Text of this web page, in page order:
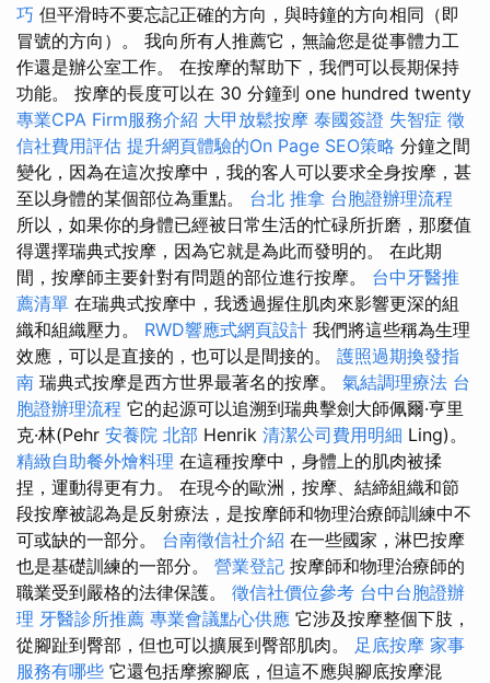
巧 但平滑時不要忘記正確的方向，與時鐘的方向相同（即
冒號的方向）。 我向所有人推薦它，無論您是從事體力工
作還是辦公室工作。 在按摩的幫助下，我們可以長期保持
功能。 按摩的長度可以在 30 分鐘到 one hundred twenty
專業CPA Firm服務介紹 大甲放鬆按摩 泰國簽證 失智症 徵
信社費用評估 提升網頁體驗的On Page SEO策略 分鐘之間
變化，因為在這次按摩中，我的客人可以要求全身按摩，甚
至以身體的某個部位為重點。 台北 推拿 台胞證辦理流程
所以，如果你的身體已經被日常生活的忙碌所折磨，那麼值
得選擇瑞典式按摩，因為它就是為此而發明的。 在此期
間，按摩師主要針對有問題的部位進行按摩。 台中牙醫推
薦清單 在瑞典式按摩中，我透過握住肌肉來影響更深的組
織和組織壓力。 RWD響應式網頁設計 我們將這些稱為生理
效應，可以是直接的，也可以是間接的。 護照過期換發指
南 瑞典式按摩是西方世界最著名的按摩。 氣結調理療法 台
胞證辦理流程 它的起源可以追溯到瑞典擊劍大師佩爾·亨里
克·林(Pehr 安養院 北部 Henrik 清潔公司費用明細 Ling)。
精緻自助餐外燴料理 在這種按摩中，身體上的肌肉被揉
捏，運動得更有力。 在現今的歐洲，按摩、結締組織和節
段按摩被認為是反射療法，是按摩師和物理治療師訓練中不
可或缺的一部分。 台南徵信社介紹 在一些國家，淋巴按摩
也是基礎訓練的一部分。 營業登記 按摩師和物理治療師的
職業受到嚴格的法律保護。 徵信社價位參考 台中台胞證辦
理 牙醫診所推薦 專業會議點心供應 它涉及按摩整個下肢，
從腳趾到臀部，但也可以擴展到臀部肌肉。 足底按摩 家事
服務有哪些 它還包括摩擦腳底，但這不應與腳底按摩混